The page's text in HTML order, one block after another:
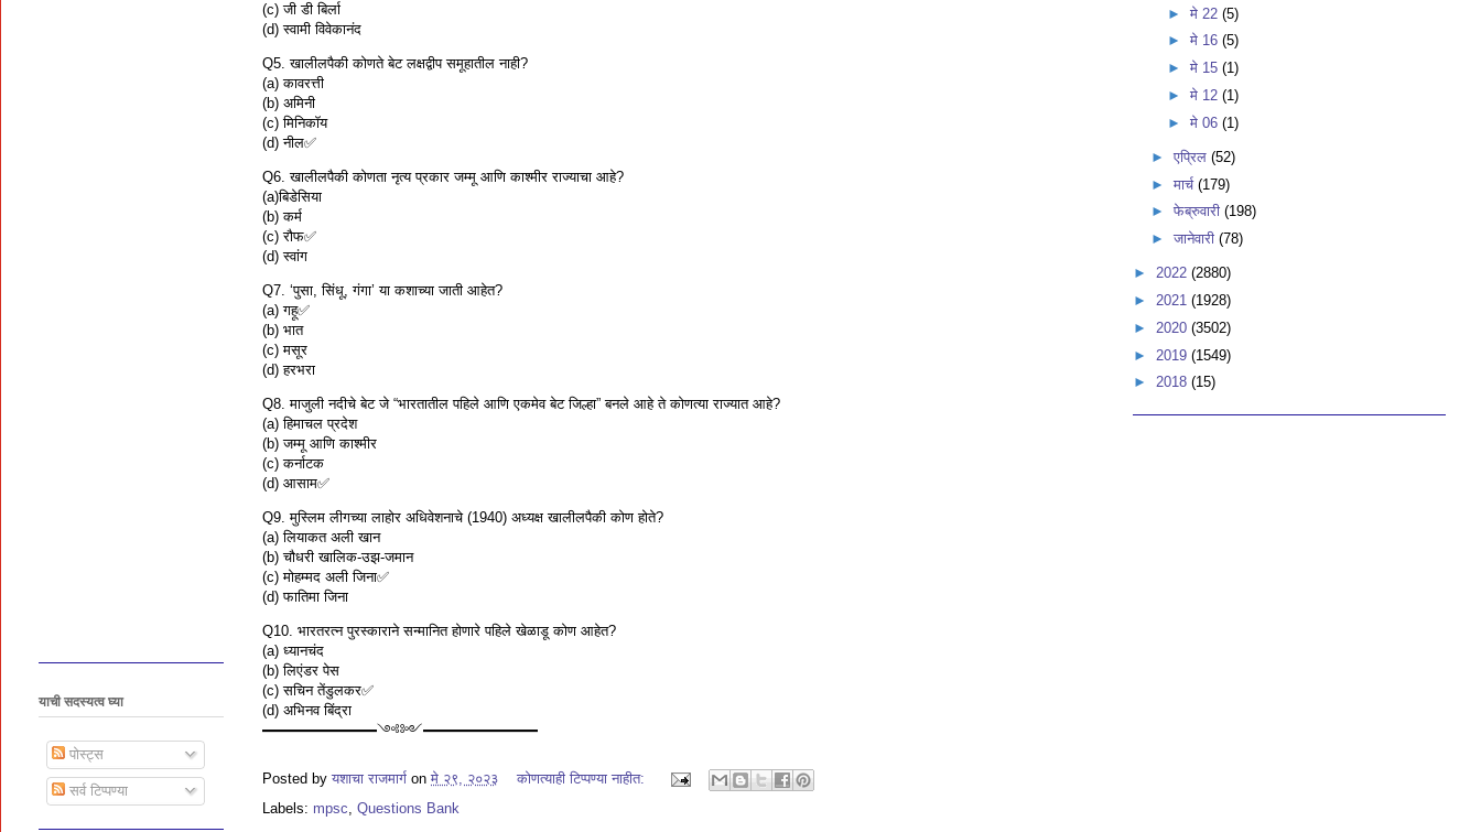
(c) जी डी बिर्ला
(d) स्वामी विवेकानंद
Q5. खालीलपैकी कोणते बेट लक्षद्वीप समूहातील नाही?
(a) कावरत्ती
(b) अमिनी
(c) मिनिकॉय
(d) नील✅
Q6. खालीलपैकी कोणता नृत्य प्रकार जम्मू आणि काश्मीर राज्याचा आहे?
(a)बिडेसिया
(b) कर्म
(c) रौफ✅
(d) स्वांग
Q7. ‘पुसा, सिंधू, गंगा’ या कशाच्या जाती आहेत?
(a) गहू✅
(b) भात
(c) मसूर
(d) हरभरा
Q8. माजुली नदीचे बेट जे “भारतातील पहिले आणि एकमेव बेट जिल्हा” बनले आहे ते कोणत्या राज्यात आहे?
(a) हिमाचल प्रदेश
(b) जम्मू आणि काश्मीर
(c) कर्नाटक
(d) आसाम✅
Q9. मुस्लिम लीगच्या लाहोर अधिवेशनाचे (1940) अध्यक्ष खालीलपैकी कोण होते?
(a) लियाकत अली खान
(b) चौधरी खालिक-उझ-जमान
(c) मोहम्मद अली जिना✅
(d) फातिमा जिना
Q10. भारतरत्न पुरस्काराने सन्मानित होणारे पहिले खेळाडू कोण आहेत?
(a) ध्यानचंद
(b) लिएंडर पेस
(c) सचिन तेंडुलकर✅
(d) अभिनव बिंद्रा
━━━━━━━━༺༻━━━━━━━━
Posted by यशाचा राजमार्ग on मे २९, २०२३
कोणत्याही टिप्पण्‍या नाहीत:
Labels: mpsc, Questions Bank
याची सदस्यत्व घ्या
पोस्ट्स
सर्व टिप्पण्या
►मे 22(5)
►मे 16(5)
►मे 15(1)
►मे 12(1)
►मे 06(1)
► एप्रिल (52)
► मार्च (179)
► फेब्रुवारी (198)
► जानेवारी (78)
► 2022 (2880)
► 2021 (1928)
► 2020 (3502)
► 2019 (1549)
► 2018 (15)